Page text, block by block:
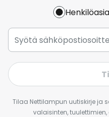
Tilaa Nettilampun uutiskirje ja
valaisinten,